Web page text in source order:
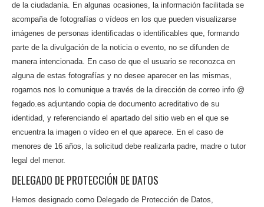
de la ciudadanía. En algunas ocasiones, la información facilitada se
acompaña de fotografías o vídeos en los que pueden visualizarse
imágenes de personas identificadas o identificables que, formando
parte de la divulgación de la noticia o evento, no se difunden de
manera intencionada. En caso de que el usuario se reconozca en
alguna de estas fotografías y no desee aparecer en las mismas,
rogamos nos lo comunique a través de la dirección de correo info @
fegado.es adjuntando copia de documento acreditativo de su
identidad, y referenciando el apartado del sitio web en el que se
encuentra la imagen o vídeo en el que aparece. En el caso de
menores de 16 años, la solicitud debe realizarla padre, madre o tutor
legal del menor.
DELEGADO DE PROTECCIÓN DE DATOS
Hemos designado como Delegado de Protección de Datos,